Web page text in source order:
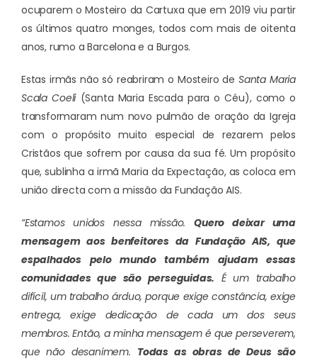
ocuparem o Mosteiro da Cartuxa que em 2019 viu partir
os últimos quatro monges, todos com mais de oitenta
anos, rumo a Barcelona e a Burgos.
Estas irmãs não só reabriram o Mosteiro de Santa Maria
Scala Coeli (Santa Maria Escada para o Céu), como o
transformaram num novo pulmão de oração da Igreja
com o propósito muito especial de rezarem pelos
Cristãos que sofrem por causa da sua fé. Um propósito
que, sublinha a irmã Maria da Expectação, as coloca em
união directa com a missão da Fundação AIS.
“Estamos unidos nessa missão.Quero deixar uma
mensagem aos benfeitores da Fundação AIS, que
espalhados pelo mundo também ajudam essas
comunidades que são perseguidas. É um trabalho
difícil, um trabalho árduo, porque exige constância, exige
entrega, exige dedicação de cada um dos seus
membros. Então, a minha mensagem é que perseverem,
que não desanimem. Todas as obras de Deus são